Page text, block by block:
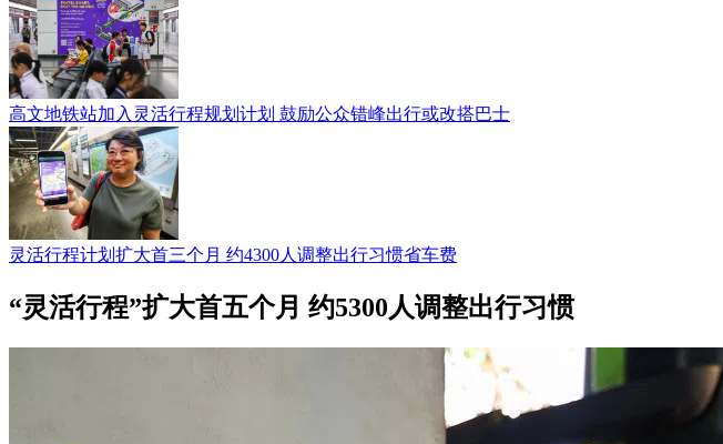
高文地铁站加入灵活行程规划计划 鼓励公众错峰出行或改搭巴士
灵活行程计划扩大首三个月 约4300人调整出行习惯省车费
“灵活行程”扩大首五个月 约5300人调整出行习惯